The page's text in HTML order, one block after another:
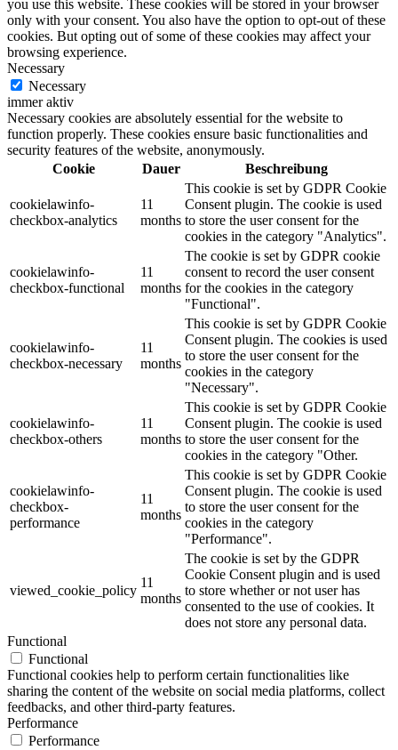
you use this website. These cookies will be stored in your browser
only with your consent. You also have the option to opt-out of these
cookies. But opting out of some of these cookies may affect your
browsing experience.
Necessary
Necessary
immer aktiv
Necessary cookies are absolutely essential for the website to
function properly. These cookies ensure basic functionalities and
security features of the website, anonymously.
Cookie
Dauer Beschreibung
cookielawinfo-
checkbox-analytics
11
months
This cookie is set by GDPR Cookie
Consent plugin. The cookie is used
to store the user consent for the
cookies in the category "Analytics".
cookielawinfo-
checkbox-functional
11
months
The cookie is set by GDPR cookie
consent to record the user consent
for the cookies in the category
"Functional".
cookielawinfo-
checkbox-necessary
11
months
This cookie is set by GDPR Cookie
Consent plugin. The cookies is used
to store the user consent for the
cookies in the category
"Necessary".
cookielawinfo-
checkbox-others
11
months
This cookie is set by GDPR Cookie
Consent plugin. The cookie is used
to store the user consent for the
cookies in the category "Other.
cookielawinfo-
checkbox-
performance
11
months
This cookie is set by GDPR Cookie
Consent plugin. The cookie is used
to store the user consent for the
cookies in the category
"Performance".
viewed_cookie_policy
11
months
The cookie is set by the GDPR
Cookie Consent plugin and is used
to store whether or not user has
consented to the use of cookies. It
does not store any personal data.
Functional
Functional
Functional cookies help to perform certain functionalities like
sharing the content of the website on social media platforms, collect
feedbacks, and other third-party features.
Performance
Performance